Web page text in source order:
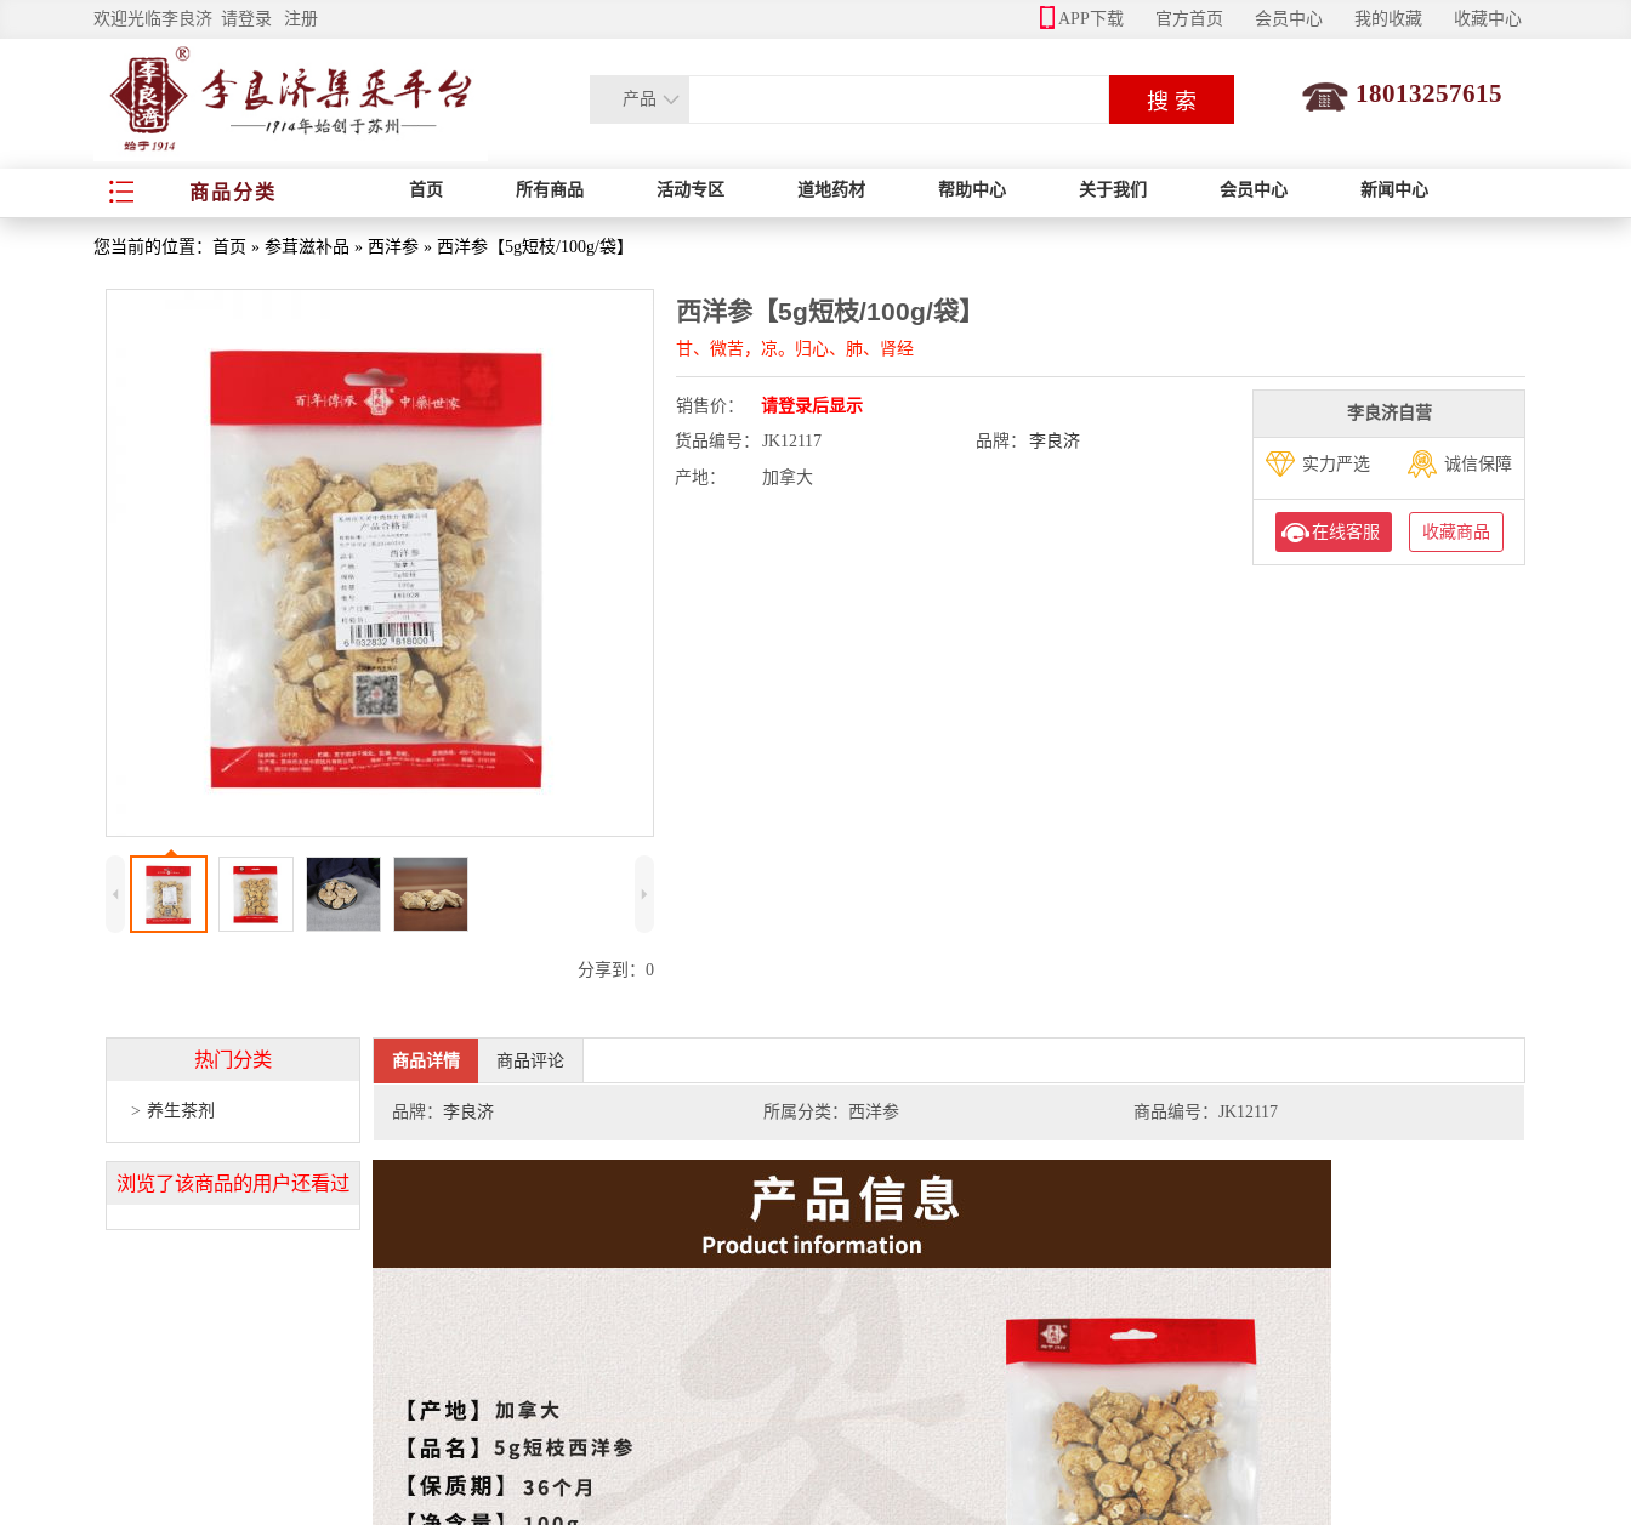
欢迎光临李良济 请登录 注册 APP下载 官方首页 会员中心 我的收藏 收藏中心
产品 搜 索 18013257615
商品分类 首页 所有商品 活动专区 道地药材 帮助中心 关于我们 会员中心 新闻中心
您当前的位置： 首页 » 参茸滋补品 » 西洋参 » 西洋参【5g短枝/100g/袋】
4 5
分享到： 0
西洋参【5g短枝/100g/袋】
甘、微苦，凉。归心、肺、肾经
销售价：
请登录后显示
货品编号：
JK12117 品牌：
李良济
产地：
加拿大
李良济自营
实力严选 诚信保障
在线客服 收藏商品
热门分类
养生茶剂
浏览了该商品的用户还看过
商品详情 商品评论
品牌： 李良济 所属分类：西洋参 商品编号：JK12117